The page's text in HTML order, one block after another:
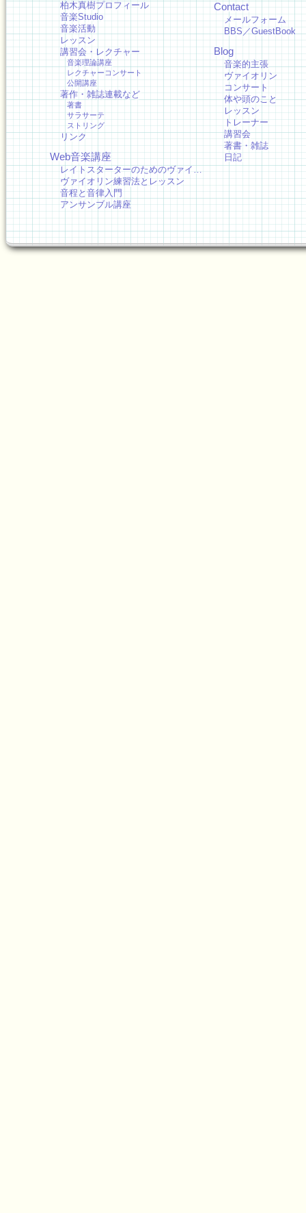
柏木真樹プロフィール
音楽Studio
音楽活動
レッスン
講習会・レクチャー
音楽理論講座
レクチャーコンサート
公開講座
著作・雑誌連載など
著書
サラサーテ
ストリング
リンク
Web音楽講座
レイトスターターのためのヴァイ…
ヴァイオリン練習法とレッスン
音程と音律入門
アンサンブル講座
Contact
メールフォーム
BBS／GuestBook
Blog
音楽的主張
ヴァイオリン
コンサート
体や頭のこと
レッスン
トレーナー
講習会
著書・雑誌
日記